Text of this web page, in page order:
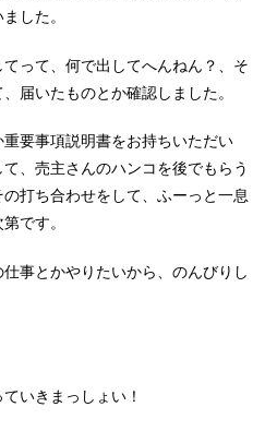
した。
って、何で出してへんねん？、そ
届いたものとか確認しました。
要事項説明書をお持ちいただい
、売主さんのハンコを後でもらう
打ち合わせをして、ふーっと一息
です。
事とかやりたいから、のんびりし
いきまっしょい！